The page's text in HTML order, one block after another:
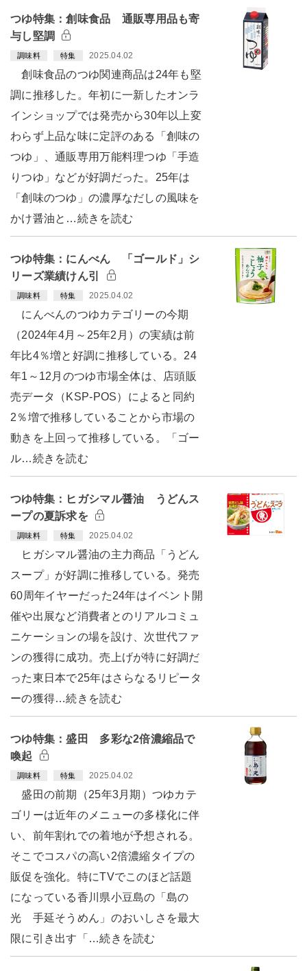
つゆ特集：創味食品 通販専用品も寄
与し堅調
調味料 特集 2025.04.02
創味食品のつゆ関連商品は24年も堅
調に推移した。年初に一新したオンラ
インショップでは発売から30年以上変
わらず上品な味に定評のある「創味の
つゆ」、通販専用万能料理つゆ「手造
りつゆ」などが好調だった。25年は
「創味のつゆ」の濃厚なだしの風味を
かけ醤油と…続きを読む
つゆ特集：にんべん 「ゴールド」シ
リーズ業績けん引
調味料 特集 2025.04.02
にんべんのつゆカテゴリーの今期
（2024年4月～25年2月）の実績は前
年比4％増と好調に推移している。24
年1～12月のつゆ市場全体は、店頭販
売データ（KSP-POS）によると同約
2％増で推移していることから市場の
動きを上回って推移している。「ゴー
ル…続きを読む
つゆ特集：ヒガシマル醤油 うどんス
ープの夏訴求を
調味料 特集 2025.04.02
ヒガシマル醤油の主力商品「うどん
スープ」が好調に推移している。発売
60周年イヤーだった24年はイベント開
催や出展など消費者とのリアルコミュ
ニケーションの場を設け、次世代ファ
ンの獲得に成功。売上げが特に好調だ
った東日本で25年はさらなるリピータ
ーの獲得…続きを読む
つゆ特集：盛田 多彩な2倍濃縮品で
喚起
調味料 特集 2025.04.02
盛田の前期（25年3月期）つゆカテ
ゴリーは近年のメニューの多様化に伴
い、前年割れでの着地が予想される。
そこでコスパの高い2倍濃縮タイプの
販促を強化。特にTVでこのほど話題
になっている香川県小豆島の「島の
光 手延そうめん」のおいしさを最大
限に引き出す「…続きを読む